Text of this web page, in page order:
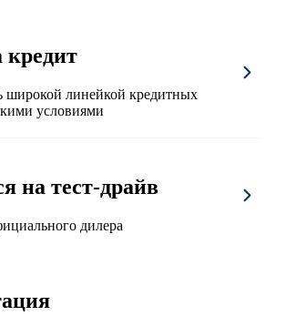
кредит
широкой линейкой кредитных
условиями
на тест-драйв
дилера